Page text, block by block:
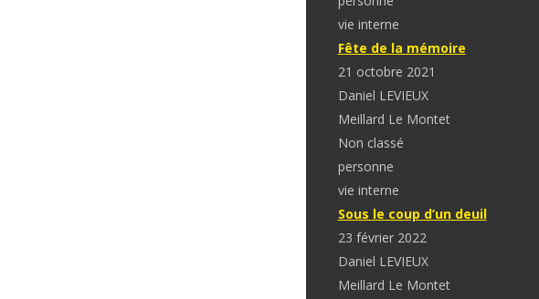
vie interne
Fête de la mémoire
21 octobre 2021
Daniel LEVIEUX
Meillard Le Montet
Non classé
personne
vie interne
Sous le coup d’un deuil
23 février 2022
Daniel LEVIEUX
Meillard Le Montet